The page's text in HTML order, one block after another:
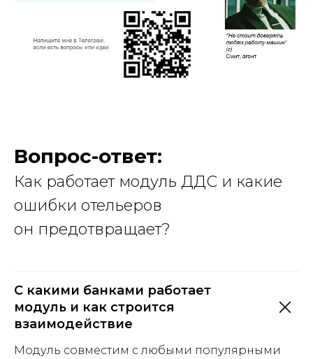
Вопрос-ответ:
Как работает модуль ДДС и какие
ошибки отельеров
он предотвращает?
С какими банками работает
модуль и как строится
взаимодействие
Модуль совместим с любыми популярными